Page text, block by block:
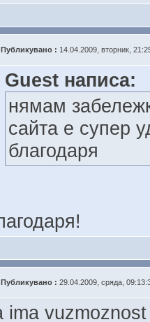
Публикувано : 14.04.2009, вторник,
Guest написа:
нямам
сайта е супер
благодаря
Публикувано : 29.04.2009, сряда,
ima